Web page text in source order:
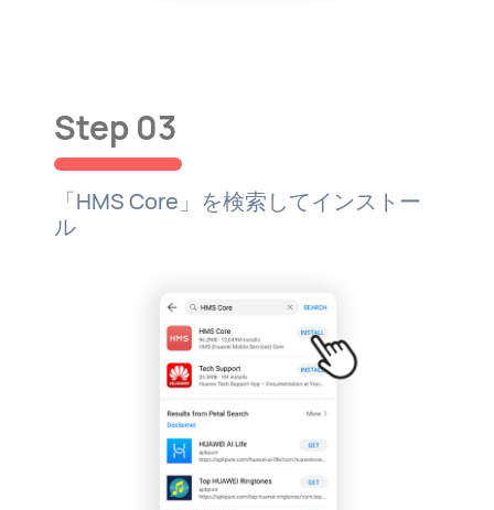
Step 03
「HMS Core」を検索してインストー
ル